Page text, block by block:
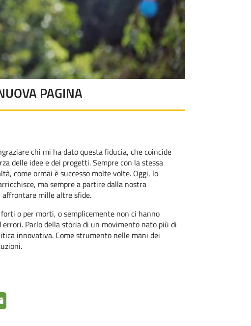
PAGINA
chi mi ha dato questa fiducia, che coincide
delle idee e dei progetti. Sempre con la stessa
come ormai è successo molte volte. Oggi, lo
ma sempre a partire dalla nostra
mille altre sfide.
o per morti, o semplicemente non ci hanno
Parlo della storia di un movimento nato più di
innovativa. Come strumento nelle mani dei